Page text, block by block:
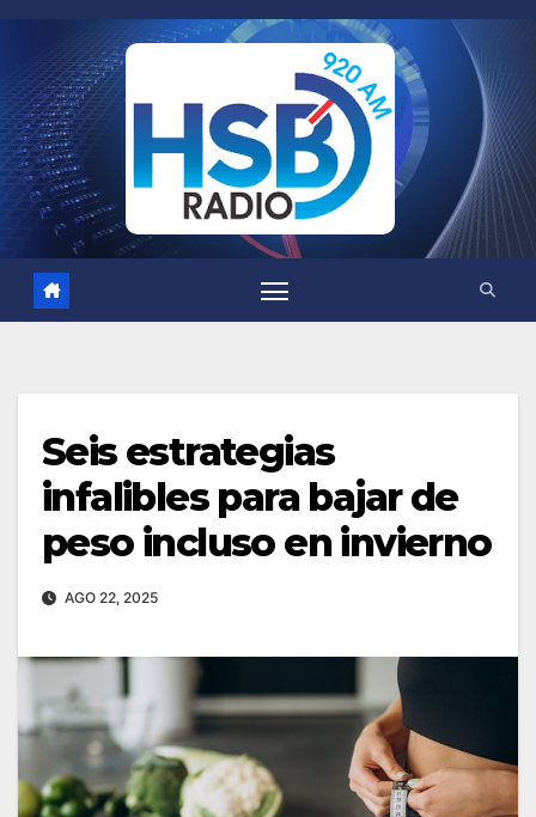
Seis estrategias
infalibles para bajar de
peso incluso en invierno
AGO 22, 2025